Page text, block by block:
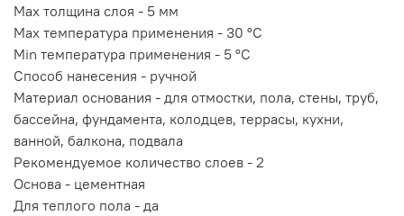
Max толщина слоя - 5 мм
Max температура применения - 30 °С
Min температура применения - 5 °С
Способ нанесения - ручной
Материал основания - для отмостки, пола, стены, труб,
бассейна, фундамента, колодцев, террасы, кухни,
ванной, балкона, подвала
Рекомендуемое количество слоев - 2
Основа - цементная
Для теплого пола - да